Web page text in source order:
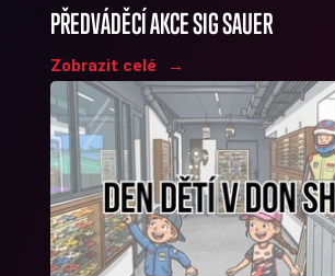
PŘEDVÁDĚCÍ AKCE SIG SAUER
Zobrazit celé